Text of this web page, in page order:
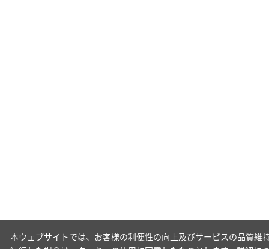
本ウェブサイトでは、お客様の利便性の向上及びサービスの品質